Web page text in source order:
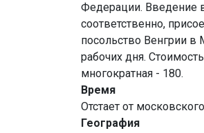
Федерации. Введение
соответственно,
посольство Венгрии в
рабочих дня.
многократная - 180.
Время
Отстает от
География